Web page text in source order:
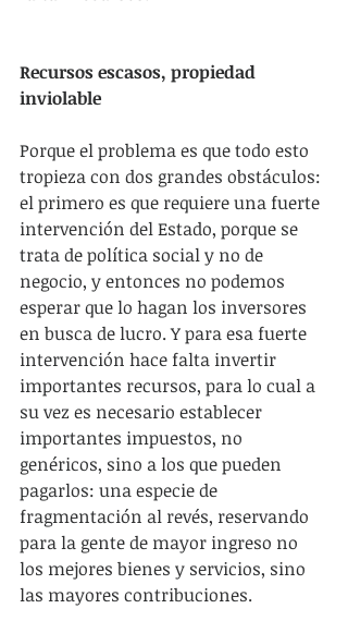
Recursos escasos, propiedad
inviolable
Porque el problema es que todo esto
tropieza con dos grandes obstáculos:
el primero es que requiere una fuerte
intervención del Estado, porque se
trata de política social y no de
negocio, y entonces no podemos
esperar que lo hagan los inversores
en busca de lucro. Y para esa fuerte
intervención hace falta invertir
importantes recursos, para lo cual a
su vez es necesario establecer
importantes impuestos, no
genéricos, sino a los que pueden
pagarlos: una especie de
fragmentación al revés, reservando
para la gente de mayor ingreso no
los mejores bienes y servicios, sino
las mayores contribuciones.